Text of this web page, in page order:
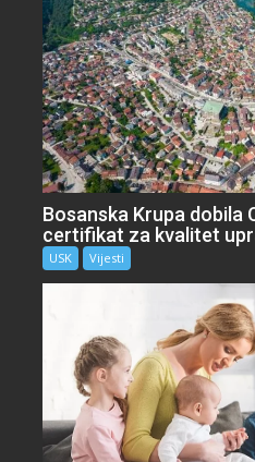
Bosanska Krupa dobila
certifikat za kvalitet
USK Vijesti